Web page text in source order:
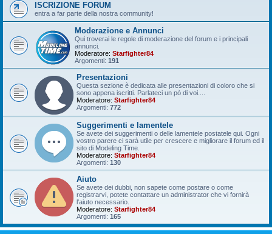
ISCRIZIONE FORUM
entra a far parte della nostra community!
Moderazione e Annunci
Qui troverai le regole di moderazione del forum e i principali
annunci.
Moderatore: Starfighter84
Argomenti: 191
Presentazioni
Questa sezione è dedicata alle presentazioni di coloro che si
sono appena iscritti. Parlateci un pò di voi....
Moderatore: Starfighter84
Argomenti: 772
Suggerimenti e lamentele
Se avete dei suggerimenti o delle lamentele postatele qui. Ogni
vostro parere ci sarà utile per crescere e migliorare il forum ed il
sito di Modeling Time.
Moderatore: Starfighter84
Argomenti: 130
Aiuto
Se avete dei dubbi, non sapete come postare o come
registrarvi, potete contattare un administrator che vi fornirà
l'aiuto necessario.
Moderatore: Starfighter84
Argomenti: 165